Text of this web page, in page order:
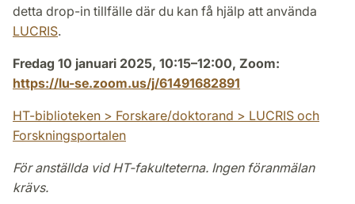
detta drop-in tillfälle där du kan få hjälp att använda
LUCRIS.
Fredag 10 januari 2025, 10:15–12:00, Zoom:
https://lu-se.zoom.us/j/61491682891
HT-biblioteken > Forskare/doktorand > LUCRIS och
Forskningsportalen
För anställda vid HT-fakulteterna. Ingen föranmälan
krävs.